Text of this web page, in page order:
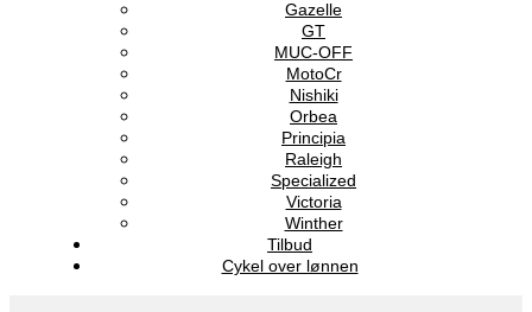
Gazelle
GT
MUC-OFF
MotoCr
Nishiki
Orbea
Principia
Raleigh
Specialized
Victoria
Winther
Tilbud
Cykel over lønnen